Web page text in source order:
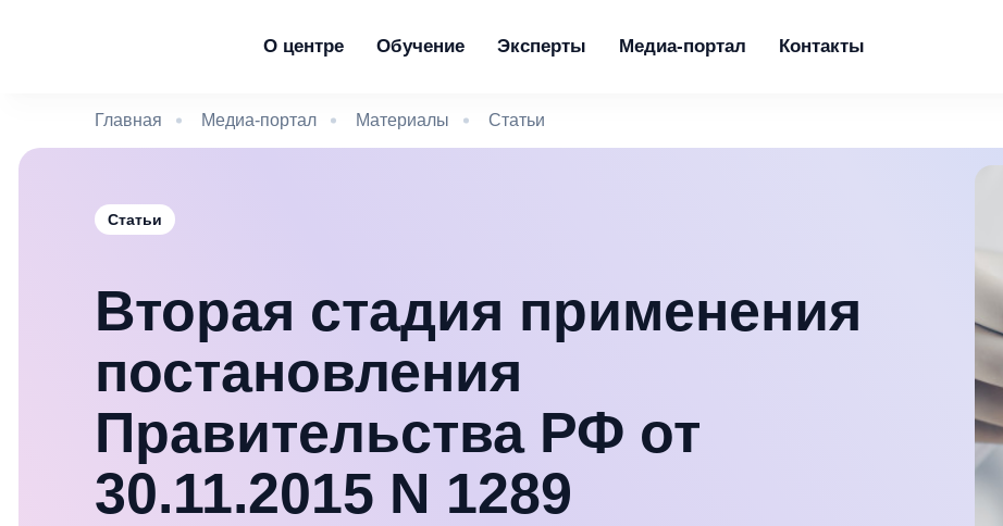
О центре Обучение Эксперты Медиа-портал Контакты
Главная Медиа-портал Материалы Статьи
Статьи
Вторая стадия применения
постановления
Правительства РФ от
30.11.2015 N 1289